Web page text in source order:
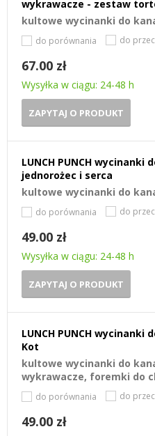
wykrawacze - zestaw
kultowe wycinanki do
do porównania do
67.00 zł
Wysyłka w ciągu: 24-48 h
ZAPYTAJ O PRODUKT
LUNCH PUNCH
jednorożec i serca
kultowe wycinanki do
do porównania do
49.00 zł
Wysyłka w ciągu: 24-48 h
ZAPYTAJ O PRODUKT
LUNCH PUNCH
Kot
kultowe wycinanki do
wykrawacze, foremki do
do porównania do
49.00 zł